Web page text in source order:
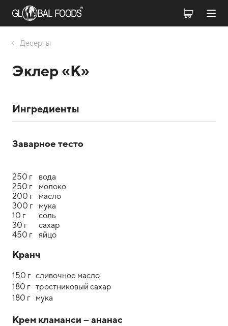
Десерты
Эклер «K»
Ингредиенты
Заварное тесто
250 г вода
250 г
молоко
200 г
масло
300 г
мука
10 г
соль
30 г
сахар
450 г
яйцо
Кранч
150 г сливочное масло
180 г тростниковый сахар
180 г мука
Крем кламанси – ананас